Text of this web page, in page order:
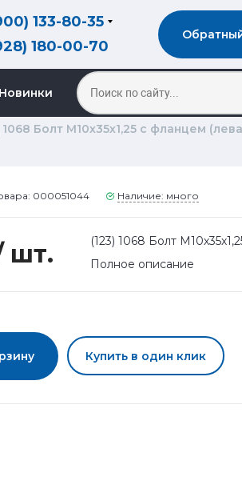
133-80-35
180-00-70
Новинки
1068 Болт М10х35х1,25 с фланцем
000051044 Наличие: много
шт.
(123) 1068 Болт
Полное описание
Купить в один клик